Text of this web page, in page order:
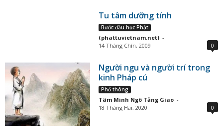
Tu tâm dưỡng tính
Bước đầu học Phật
(phattuvietnam.net) -
14 Tháng Chín, 2009
0
Người ngu và người trí trong
kinh Pháp cú
Phổ thông
Tâm Minh Ngô Tằng Giao -
18 Tháng Hai, 2020
0